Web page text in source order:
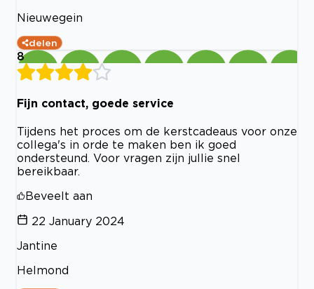
Nieuwegein
delen
8
Fijn contact, goede service
Tijdens het proces om de kerstcadeaus voor onze
collega's in orde te maken ben ik goed
ondersteund. Voor vragen zijn jullie snel
bereikbaar.
Beveelt aan
22 January 2024
Jantine
Helmond